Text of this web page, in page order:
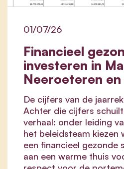
Financieel
investeren in
Neeroeteren
01/07/26
De cijfers van de
Achter die cijfers
verhaal: onder leiding
het beleidsteam kiezen
een financieel gezonde
aan een warme thuis